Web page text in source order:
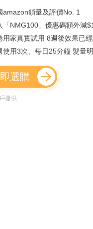
amazon鎖量及評價No. 1
「NMG100」優惠碼額外減
用家真實試用 8週後效果已
使用3次、每日25分鐘 髮量
選購
提供